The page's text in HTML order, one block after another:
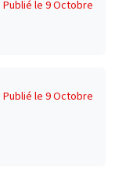
Publié le 9 Octobre
Publié le 9 Octobre